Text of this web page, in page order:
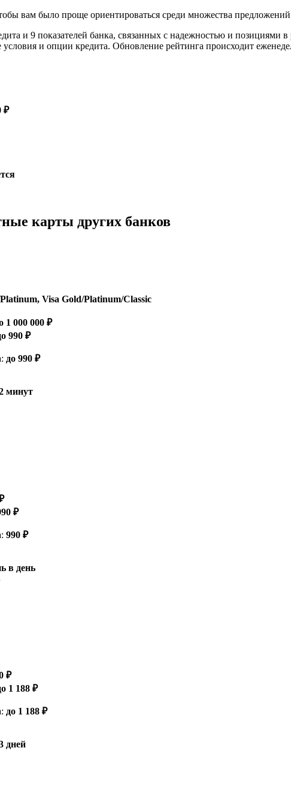
вам было проще ориентироваться среди множества предложений
и 9 показателей банка, связанных с надежностью и позициями
и опции кредита. Обновление рейтинга происходит
₽
карты других банков
Visa Gold/Platinum/Classic
1 000 000 ₽
990 ₽
до 990 ₽
минут
₽
990 ₽
в день
₽
1 188 ₽
до 1 188 ₽
дней